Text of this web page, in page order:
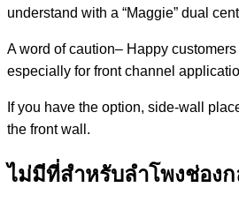
understand with a “Maggie” dual
A word of caution– Happy
especially for front channel
If you have the option, side-wall
the front wall.
ไม่มีที่สำหรับลำโพงช่อง